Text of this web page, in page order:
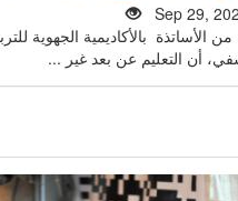
Sep 29,
بالأكاديمية الجهوية
أن التعليم عن بعد غير ...